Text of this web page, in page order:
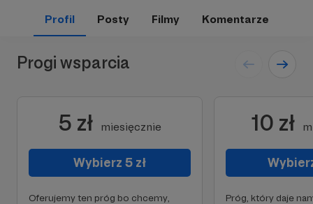
Profil Posty Filmy Komentarze
Progi wsparcia
5 zł miesięcznie
Wybierz 5 zł
Oferujemy ten próg bo chcemy,
10 zł
Próg, który daje